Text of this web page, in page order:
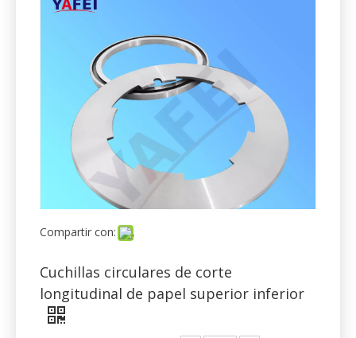
Compartir con:
Cuchillas circulares de corte
longitudinal de papel superior inferior
Cantidad:
Preguntar